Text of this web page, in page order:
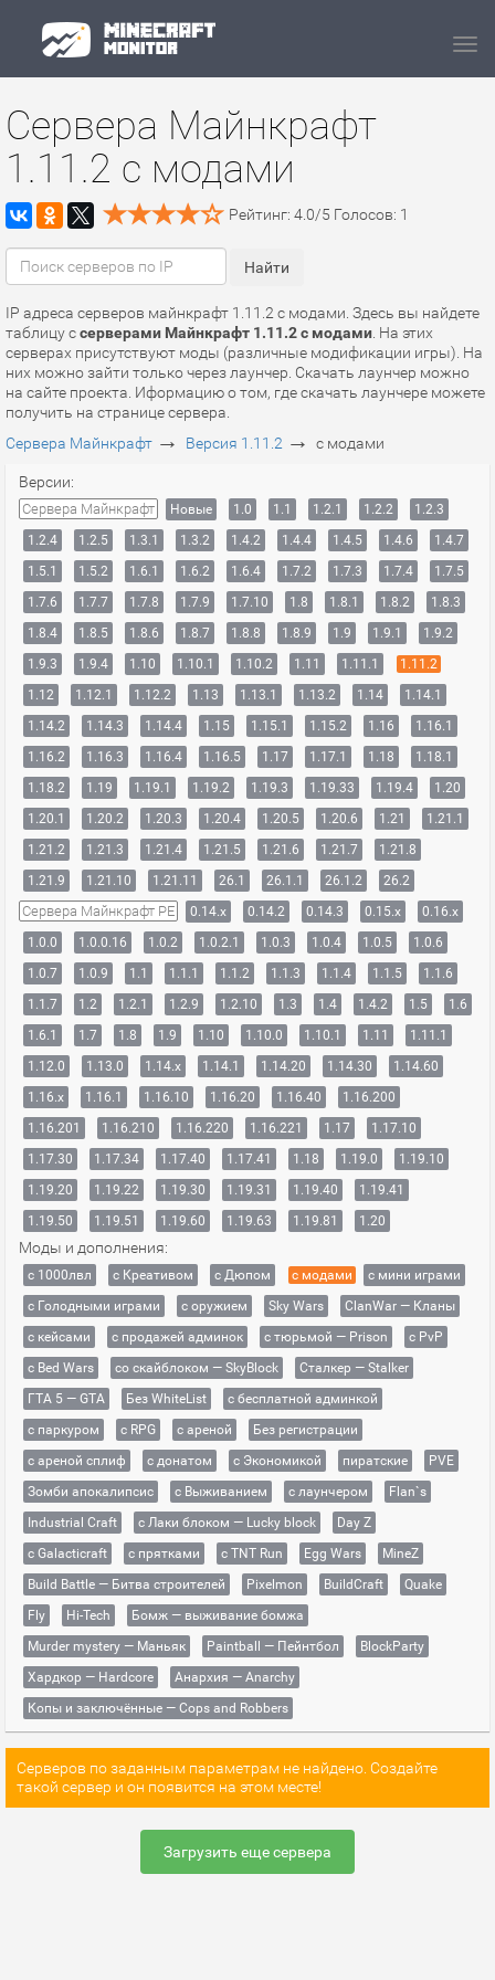
Сервера Майнкрафт
1.11.2 с модами
Рейтинг: 4.0/5 Голосов: 1
IP адреса серверов майнкрафт 1.11.2 с модами. Здесь вы найдете
таблицу ссерверами Майнкрафт 1.11.2 с модами . На этих
серверах присутствуют моды (различные модификации игры). На
них можно зайти только через лаунчер. Скачать лаунчер можно
на сайте проекта. Иформацию о том, где скачать лаунчере можете
получить на странице сервера.
Сервера Майнкрафт → Версия 1.11.2 → с модами
Версии:
Сервера Майнкрафт Новые 1.0 1.1 1.2.1 1.2.2
1.2.3
1.2.4
1.2.5 1.3.1 1.3.2 1.4.2 1.4.4 1.4.5 1.4.6
1.4.7
1.5.1
1.5.2 1.6.1 1.6.2 1.6.4 1.7.2 1.7.3 1.7.4
1.7.5
1.7.6
1.7.7 1.7.8 1.7.9 1.7.10 1.8 1.8.1 1.8.2
1.8.3
1.8.4
1.8.5 1.8.6 1.8.7 1.8.8 1.8.9 1.9 1.9.1
1.9.2
1.9.3
1.9.4 1.10 1.10.1 1.10.2 1.11 1.11.1
1.11.2
1.12
1.12.1 1.12.2 1.13 1.13.1 1.13.2 1.14
1.14.1
1.14.2
1.14.3 1.14.4 1.15 1.15.1 1.15.2 1.16
1.16.1
1.16.2
1.16.3 1.16.4 1.16.5 1.17 1.17.1 1.18
1.18.1
1.18.2
1.19 1.19.1 1.19.2 1.19.3 1.19.33 1.19.4
1.20
1.20.1
1.20.2 1.20.3 1.20.4 1.20.5 1.20.6 1.21
1.21.1
1.21.2
1.21.3 1.21.4 1.21.5 1.21.6 1.21.7
1.21.8
1.21.9
1.21.10 1.21.11 26.1 26.1.1 26.1.2 26.2
Сервера Майнкрафт PE 0.14.x 0.14.2 0.14.3 0.15.x
0.16.x
1.0.0
1.0.0.16 1.0.2 1.0.2.1 1.0.3 1.0.4 1.0.5
1.0.6
1.0.7
1.0.9 1.1 1.1.1 1.1.2 1.1.3 1.1.4 1.1.5
1.1.6
1.1.7
1.2 1.2.1 1.2.9 1.2.10 1.3 1.4 1.4.2 1.5
1.6
1.6.1
1.7 1.8 1.9 1.10 1.10.0 1.10.1 1.11
1.11.1
1.12.0
1.13.0 1.14.x 1.14.1 1.14.20 1.14.30
1.14.60
1.16.x
1.16.1 1.16.10 1.16.20 1.16.40
1.16.200
1.16.201
1.16.210 1.16.220 1.16.221 1.17
1.17.10
1.17.30
1.17.34 1.17.40 1.17.41 1.18 1.19.0
1.19.10
1.19.20
1.19.22 1.19.30 1.19.31 1.19.40
1.19.41
1.19.50
1.19.51 1.19.60 1.19.63 1.19.81 1.20
Моды и дополнения:
с 1000лвл c Креативом с Дюпом с модами
с мини играми
с Голодными играми
с оружием Sky Wars
ClanWar — Кланы
с кейсами
с продажей админок с тюрьмой — Prison
с PvP
с Bed Wars
со скайблоком — SkyBlock
Сталкер — Stalker
ГТА 5 — GTA
Без WhiteList
с бесплатной админкой
с паркуром
с RPG с ареной
Без регистрации
с ареной сплиф
с донатом с Экономикой пиратские
PVE
Зомби апокалипсис
с Выживанием с лаунчером
Flan`s
Industrial Craft
с Лаки блоком — Lucky block
Day Z
с Galacticraft
с прятками с TNT Run Egg Wars
MineZ
Build Battle — Битва строителей
Pixelmon BuildCraft
Quake
Fly
Hi-Tech
Бомж — выживание бомжа
Murder mystery — Маньяк
Paintball — Пейнтбол
BlockParty
Хардкор — Hardcore
Анархия — Anarchy
Копы и заключённые — Cops and Robbers
Серверов по заданным параметрам не найдено. Создайте
такой сервер и он появится на этом месте!
Загрузить еще сервера